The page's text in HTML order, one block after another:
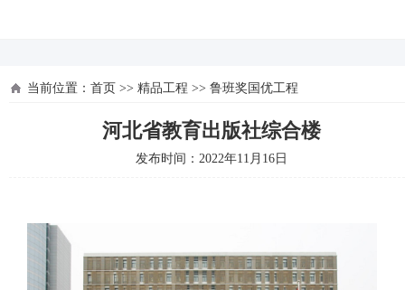
当前位置： 首页 >> 精品工程 >> 鲁班奖国优工程
河北省教育出版社综合楼
发布时间：2022年11月16日